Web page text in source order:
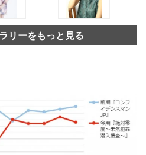
リーをもっと見る